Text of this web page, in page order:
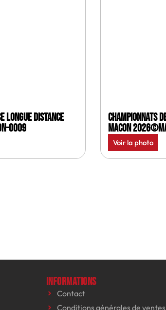
longue distance
0009
Championnats
Macon
Voir la photo
Informations
Contact
Conditions générales de ventes